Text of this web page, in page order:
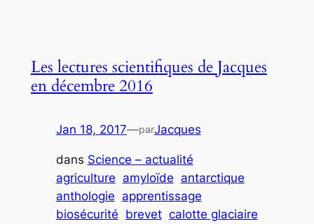
Les lectures scientifiques de Jacques
en décembre 2016
Jan 18, 2017—parJacques
dans Science – actualité
agriculture amyloïde antarctique
anthologie apprentissage
biosécurité brevet calotte glaciaire